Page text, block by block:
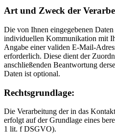
Art und Zweck der
Die von Ihnen eingegebenen
individuellen Kommunikation mit
Angabe einer validen E-Mail-
erforderlich. Diese dient der
anschließenden Beantwortung
Daten ist optional.
Rechtsgrundlage:
Die Verarbeitung der in das
erfolgt auf der Grundlage eines
1 lit. f DSGVO).